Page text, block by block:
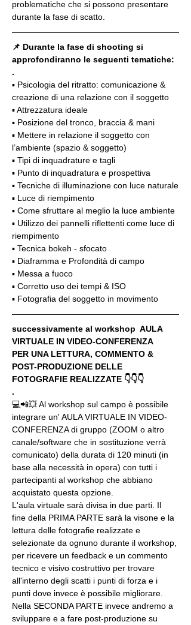
problematiche che si possono presentare
durante la fase di scatto.
📌 Durante la fase di shooting si
approfondiranno le seguenti tematiche:
.
▪️ Psicologia del ritratto: comunicazione &
creazione di una relazione con il soggetto
▪️ Attrezzatura ideale
▪️ Posizione del tronco, braccia & mani
▪️ Mettere in relazione il soggetto con
l’ambiente (spazio & soggetto)
▪️ Tipi di inquadrature e tagli
▪️ Punto di inquadratura e prospettiva
▪️ Tecniche di illuminazione con luce naturale
▪️ Luce di riempimento
▪️ Come sfruttare al meglio la luce ambiente
▪️ Utilizzo dei pannelli riflettenti come luce di
riempimento
▪️ Tecnica bokeh - sfocato
▪️ Diaframma e Profondità di campo
▪️ Messa a fuoco
▪️ Corretto uso dei tempi & ISO
▪️ Fotografia del soggetto in movimento
successivamente al workshop  AULA
VIRTUALE IN VIDEO-CONFERENZA
PER UNA LETTURA, COMMENTO &
POST-PRODUZIONE DELLE
FOTOGRAFIE REALIZZATE 👇👇👇
.
💻📲💥 Al workshop sul campo è possibile
integrare un' AULA VIRTUALE IN VIDEO-
CONFERENZA di gruppo (ZOOM o altro
canale/software che in sostituzione verrà
comunicato) della durata di 120 minuti (in
base alla necessità in opera) con tutti i
partecipanti al workshop che abbiano
acquistato questa opzione.
L'aula virtuale sarà divisa in due parti. Il
fine della PRIMA PARTE sarà la visone e la
lettura delle fotografie realizzate e
selezionate da ognuno durante il workshop,
per ricevere un feedback e un commento
tecnico e visivo costruttivo per trovare
all'interno degli scatti i punti di forza e i
punti dove invece è possibile migliorare.
Nella SECONDA PARTE invece andremo a
sviluppare e a fare post-produzione su